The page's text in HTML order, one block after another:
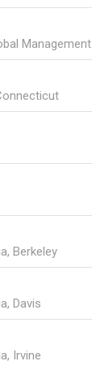
Management
Berkeley
Davis
Irvine